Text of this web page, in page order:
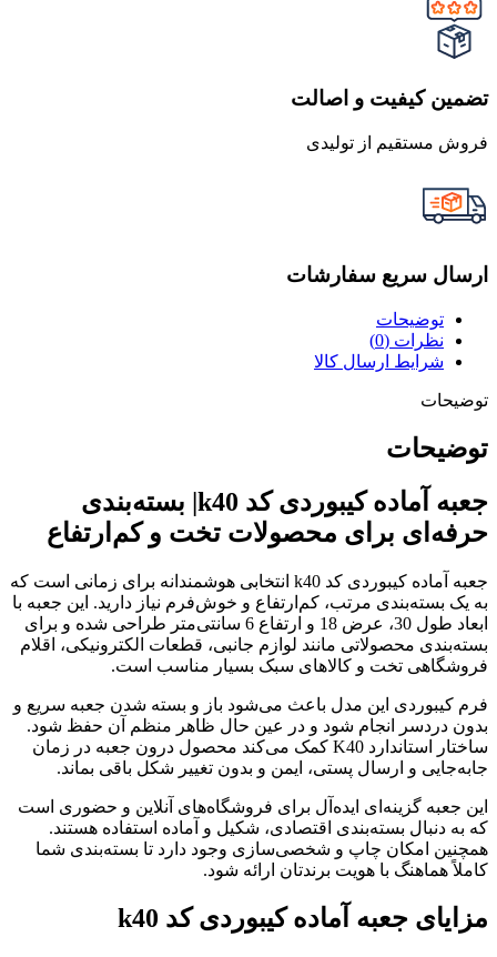
تضمین کیفیت و اصالت
فروش مستقیم از تولیدی
ارسال سریع سفارشات
توضیحات
نظرات (0)
شرایط ارسال کالا
توضیحات
توضیحات
جعبه آماده کیبوردی کد k40| بسته‌بندی
حرفه‌ای برای محصولات تخت و کم‌ارتفاع
جعبه آماده کیبوردی کد k40 انتخابی هوشمندانه برای زمانی است که
به یک بسته‌بندی مرتب، کم‌ارتفاع و خوش‌فرم نیاز دارید. این جعبه با
ابعاد طول 30، عرض 18 و ارتفاع 6 سانتی‌متر طراحی شده و برای
بسته‌بندی محصولاتی مانند لوازم جانبی، قطعات الکترونیکی، اقلام
فروشگاهی تخت و کالاهای سبک بسیار مناسب است.
فرم کیبوردی این مدل باعث می‌شود باز و بسته شدن جعبه سریع و
بدون دردسر انجام شود و در عین حال ظاهر منظم آن حفظ شود.
ساختار استاندارد K40 کمک می‌کند محصول درون جعبه در زمان
جابه‌جایی و ارسال پستی، ایمن و بدون تغییر شکل باقی بماند.
این جعبه گزینه‌ای ایده‌آل برای فروشگاه‌های آنلاین و حضوری است
که به دنبال بسته‌بندی اقتصادی، شکیل و آماده استفاده هستند.
همچنین امکان چاپ و شخصی‌سازی وجود دارد تا بسته‌بندی شما
کاملاً هماهنگ با هویت برندتان ارائه شود.
مزایای جعبه آماده کیبوردی کد k40